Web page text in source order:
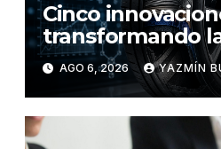
Cinco
transformando
los neumáticos y
futuro de la
AGO 6, 2026 YAZMÍN